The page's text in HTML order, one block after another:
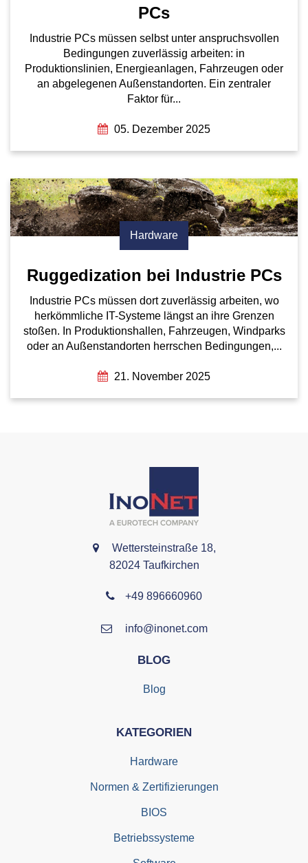
PCs
Industrie PCs müssen selbst unter anspruchsvollen
Bedingungen zuverlässig arbeiten: in
Produktionslinien, Energieanlagen, Fahrzeugen oder
an abgelegenen Außenstandorten. Ein zentraler
Faktor für...
05. Dezember 2025
Hardware
Ruggedization bei Industrie PCs
Industrie PCs müssen dort zuverlässig arbeiten, wo
herkömmliche IT-Systeme längst an ihre Grenzen
stoßen. In Produktionshallen, Fahrzeugen, Windparks
oder an Außenstandorten herrschen Bedingungen,...
21. November 2025
Wettersteinstraße 18,
82024 Taufkirchen
+49 896660960
info@inonet.com
BLOG
Blog
KATEGORIEN
Hardware
Normen & Zertifizierungen
BIOS
Betriebssysteme